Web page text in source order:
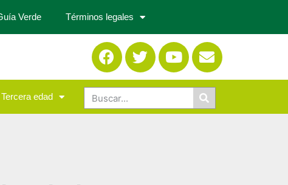
Verde Términos legales
Tercera edad